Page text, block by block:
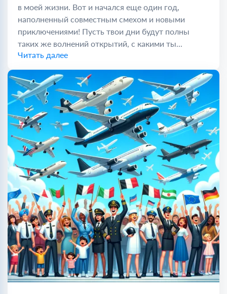
в моей жизни. Вот и начался еще один год,
наполненный совместным смехом и новыми
приключениями! Пусть твои дни будут полны
таких же волнений открытий, с какими ты...
Читать далее